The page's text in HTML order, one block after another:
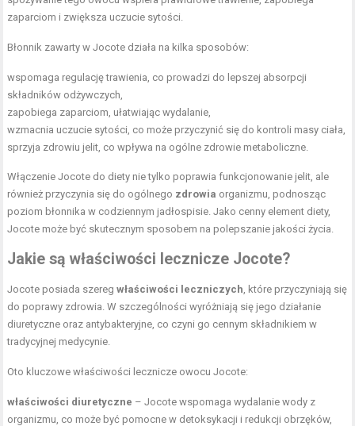
zaparciom i zwiększa uczucie sytości.
Błonnik zawarty w Jocote działa na kilka sposobów:
wspomaga regulację trawienia, co prowadzi do lepszej absorpcji
składników odżywczych,
zapobiega zaparciom, ułatwiając wydalanie,
wzmacnia uczucie sytości, co może przyczynić się do kontroli masy ciała,
sprzyja zdrowiu jelit, co wpływa na ogólne zdrowie metaboliczne.
Włączenie Jocote do diety nie tylko poprawia funkcjonowanie jelit, ale
również przyczynia się do ogólnego zdrowia organizmu, podnosząc
poziom błonnika w codziennym jadłospisie. Jako cenny element diety,
Jocote może być skutecznym sposobem na polepszanie jakości życia.
Jakie są właściwości lecznicze Jocote?
Jocote posiada szeregwłaściwości leczniczych , które przyczyniają się
do poprawy zdrowia. W szczególności wyróżniają się jego działanie
diuretyczne oraz antybakteryjne, co czyni go cennym składnikiem w
tradycyjnej medycynie.
Oto kluczowe właściwości lecznicze owocu Jocote:
właściwości diuretyczne – Jocote wspomaga wydalanie wody z
organizmu, co może być pomocne w detoksykacji i redukcji obrzęków,